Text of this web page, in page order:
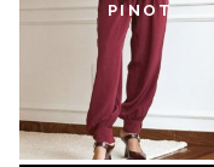
PINOT